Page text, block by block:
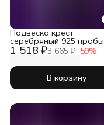
1 518 ₽3 665 ₽−59%
Подвеска крест
серебряный 925 пробы
православный
В корзину